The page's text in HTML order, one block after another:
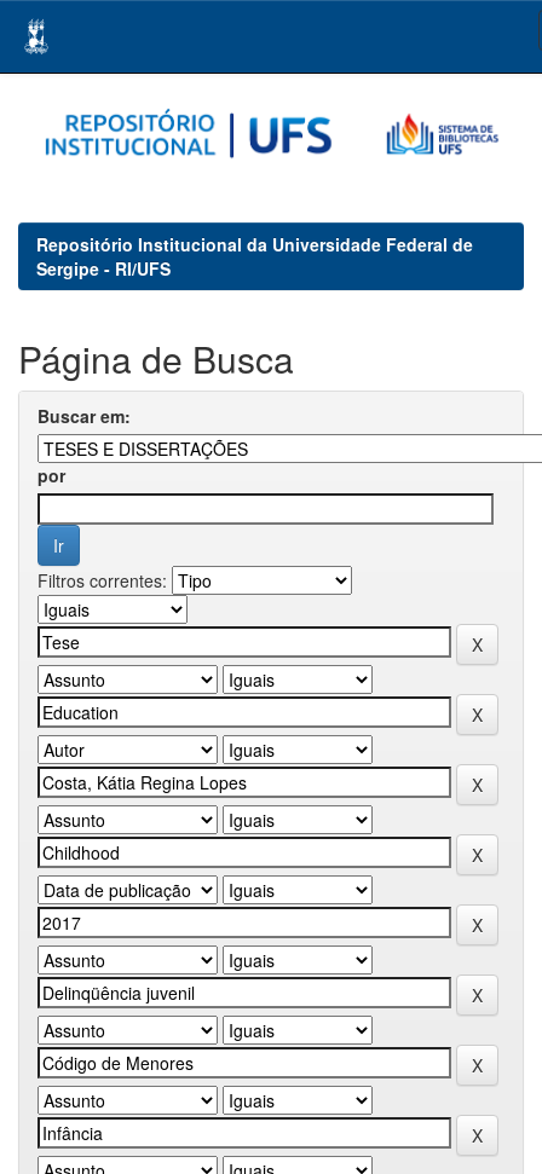
navigation
Repositório Institucional da Universidade Federal de
Sergipe - RI/UFS
Página de Busca
Buscar em:
por
Filtros correntes: